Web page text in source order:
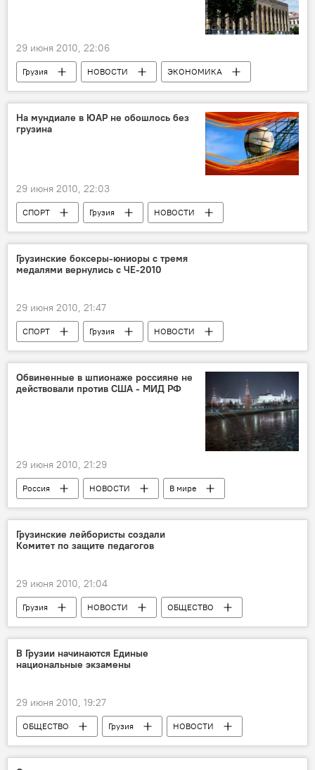
29 июня 2010, 22:06
Грузия НОВОСТИ ЭКОНОМИКА
На мундиале в ЮАР не обошлось без
грузина
29 июня 2010, 22:03
СПОРТ Грузия НОВОСТИ
Грузинские боксеры-юниоры с тремя
медалями вернулись с ЧЕ-2010
29 июня 2010, 21:47
СПОРТ Грузия НОВОСТИ
Обвиненные в шпионаже россияне не
действовали против США - МИД РФ
29 июня 2010, 21:29
Россия НОВОСТИ В мире
Грузинские лейбористы создали
Комитет по защите педагогов
29 июня 2010, 21:04
Грузия НОВОСТИ ОБЩЕСТВО
В Грузии начинаются Единые
национальные экзамены
29 июня 2010, 19:27
ОБЩЕСТВО Грузия НОВОСТИ